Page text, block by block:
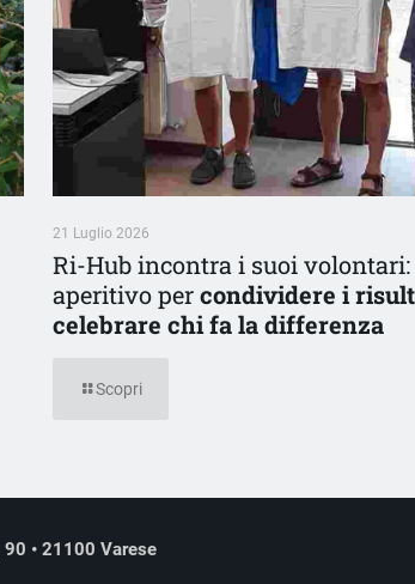
21 Luglio 2026
Ri-Hub incontra i suoi
aperitivo percondividere i
celebrare chi fa la differenza
Scopri
90 • 21100 Varese